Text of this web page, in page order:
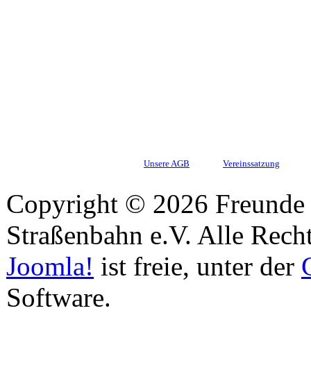
Unsere AGB Vereinssatzung
Copyright © 2026
Straßenbahn e.V. Alle
Joomla! ist freie, unter der
Software.